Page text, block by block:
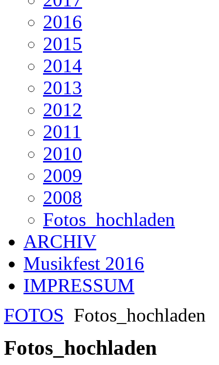
2016
2015
2014
2013
2012
2011
2010
2009
2008
Fotos_hochladen
ARCHIV
Musikfest 2016
IMPRESSUM
FOTOS Fotos_hochladen
Fotos_hochladen